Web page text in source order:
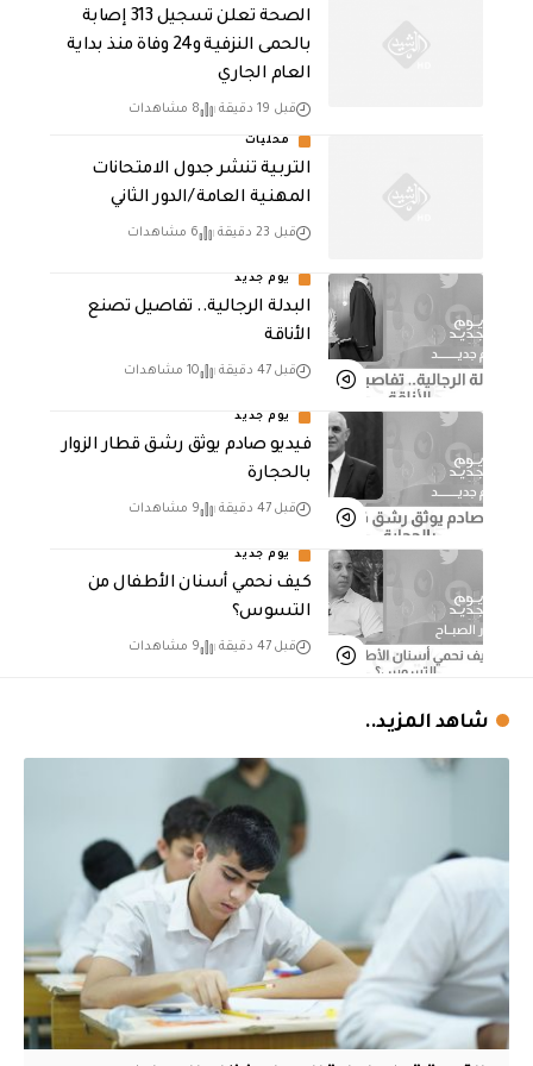
الصحة تعلن تسجيل 313 إصابة
بالحمى النزفية و24 وفاة منذ بداية
العام الجاري
قبل 19 دقيقة 8 مشاهدات
محليات
التربية تنشر جدول الامتحانات
المهنية العامة /الدور الثاني
قبل 23 دقيقة 6 مشاهدات
يوم جديد
البدلة الرجالية.. تفاصيل تصنع
الأناقة
قبل 47 دقيقة 10 مشاهدات
يوم جديد
فيديو صادم يوثق رشق قطار الزوار
بالحجارة
قبل 47 دقيقة 9 مشاهدات
يوم جديد
كيف نحمي أسنان الأطفال من
التسوس؟
قبل 47 دقيقة 9 مشاهدات
شاهد المزيد..